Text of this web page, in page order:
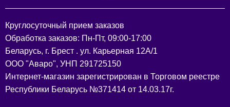
Круглосуточный прием заказов
Обработка заказов: Пн-Пт, 09:00-17:00
Беларусь, г. Брест . ул. Карьерная 12А/1
ООО "Аваро", УНП 291725150
Интернет-магазин зарегистрирован в Торговом реестре
Республики Беларусь №371414 от 14.03.17г.